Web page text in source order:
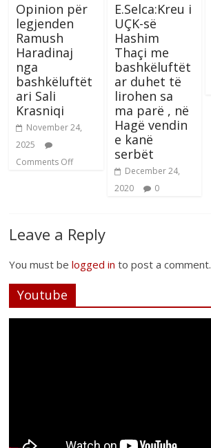
Opinion për
legjenden
Ramush
Haradinaj
nga
bashkëluftët
ari Sali
Krasniqi
November 24,
2025
Comments Off
E.Selca:Kreu i
UÇK-së
Hashim
Thaçi me
bashkëluftët
ar duhet të
lirohen sa
ma parë , në
Hagë vendin
e kanë
serbët
December 24,
2020
0
Leave a Reply
You must belogged in to post a comment.
Youtube